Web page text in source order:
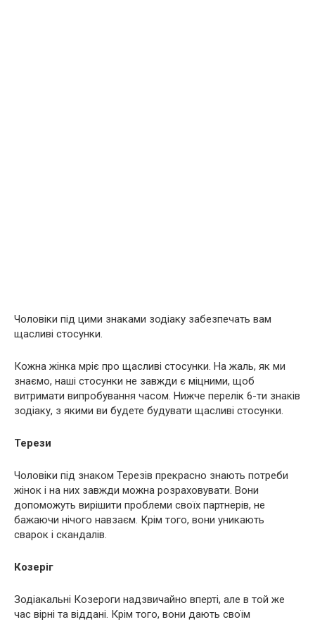
Чоловіки під цими знаками зодіаку забезпечать вам
щасливі стосунки.
Кожна жінка мріє про щасливі стосунки. На жаль, як ми
знаємо, наші стосунки не завжди є міцними, щоб
витримати випробування часом. Нижче перелік 6-ти знаків
зодіаку, з якими ви будете будувати щасливі стосунки.
Терези
Чоловіки під знаком Терезів прекрасно знають потреби
жінок і на них завжди можна розраховувати. Вони
допоможуть вирішити проблеми своїх партнерів, не
бажаючи нічого навзаєм. Крім того, вони уникають
сварок і скандалів.
Козеріг
Зодіакальні Козероги надзвичайно вперті, але в той же
час вірні та віддані. Крім того, вони дають своїм